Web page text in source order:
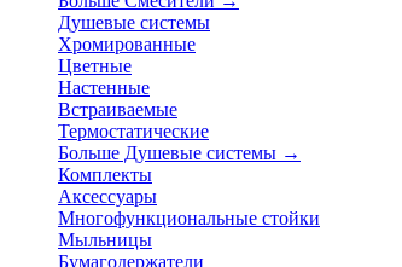
Душевые системы
Хромированные
Цветные
Настенные
Встраиваемые
Термостатические
Больше Душевые системы →
Комплекты
Аксессуары
Многофункциональные стойки
Мыльницы
Бумагодержатели